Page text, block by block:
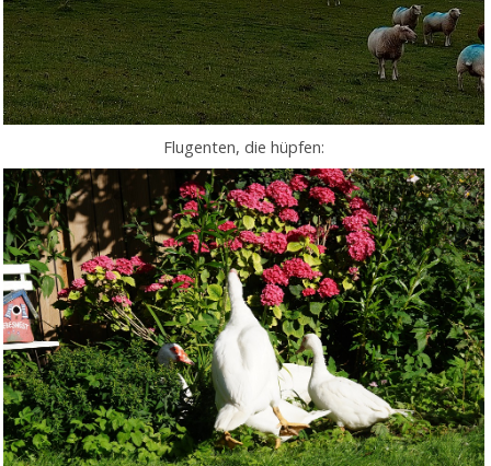
Flugenten, die hüpfen: